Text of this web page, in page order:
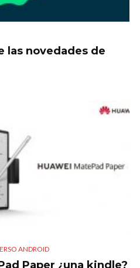
las novedades de
ANDROID
Paper ¿una kindle?